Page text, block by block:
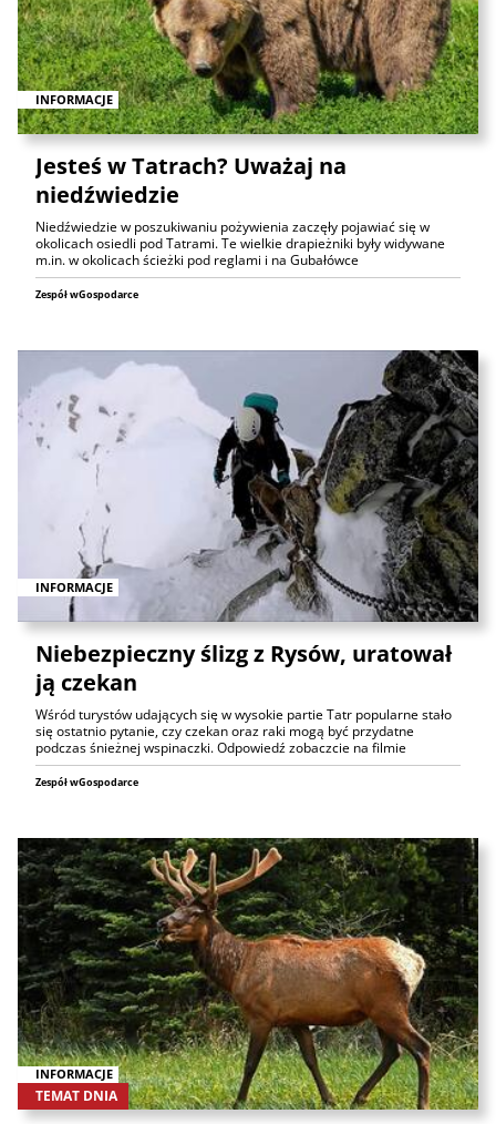
INFORMACJE
Jesteś w Tatrach? Uważaj na
niedźwiedzie
Niedźwiedzie w poszukiwaniu pożywienia zaczęły pojawiać się w
okolicach osiedli pod Tatrami. Te wielkie drapieżniki były widywane
m.in. w okolicach ścieżki pod reglami i na Gubałówce
Zespół wGospodarce
INFORMACJE
Niebezpieczny ślizg z Rysów, uratował
ją czekan
Wśród turystów udających się w wysokie partie Tatr popularne stało
się ostatnio pytanie, czy czekan oraz raki mogą być przydatne
podczas śnieżnej wspinaczki. Odpowiedź zobaczcie na filmie
Zespół wGospodarce
INFORMACJE
TEMAT DNIA